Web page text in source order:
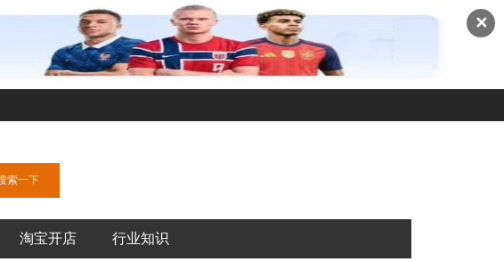
✕
淘宝开店 行业知识